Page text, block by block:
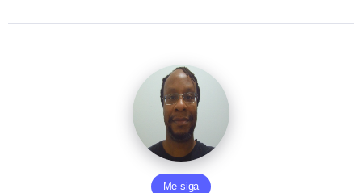
Me siga